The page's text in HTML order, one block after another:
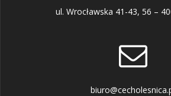
ul. Wrocławska 41-43, 56 –